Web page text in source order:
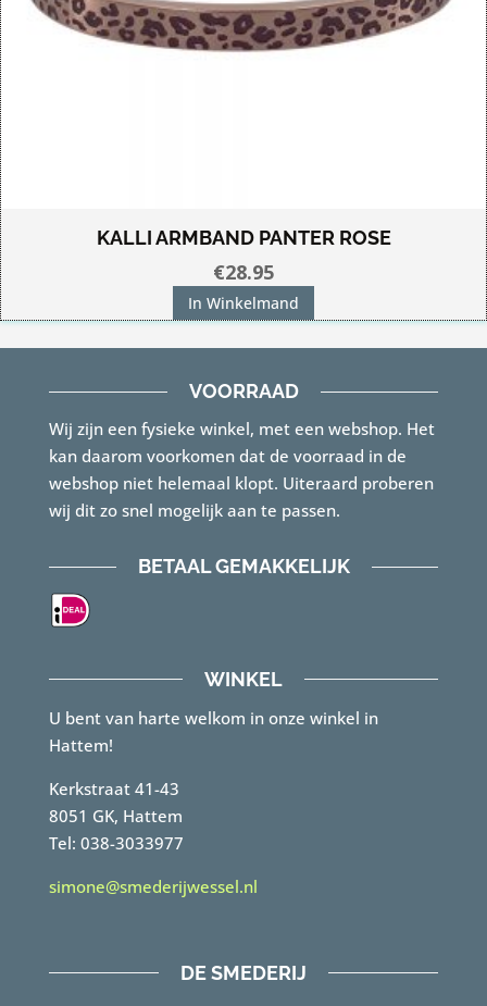
KALLI ARMBAND PANTER ROSE
€28.95
In Winkelmand
VOORRAAD
Wij zijn een fysieke winkel, met een webshop. Het
kan daarom voorkomen dat de voorraad in de
webshop niet helemaal klopt. Uiteraard proberen
wij dit zo snel mogelijk aan te passen.
BETAAL GEMAKKELIJK
WINKEL
U bent van harte welkom in onze winkel in
Hattem!
Kerkstraat 41-43
8051 GK, Hattem
Tel: 038-3033977
simone@smederijwessel.nl
DE SMEDERIJ